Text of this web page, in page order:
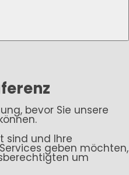
bevor Sie unsere
sind und Ihre
geben möchten,
um